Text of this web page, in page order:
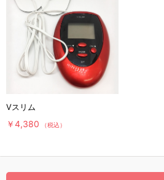
Vスリム
￥4,380 （税込）